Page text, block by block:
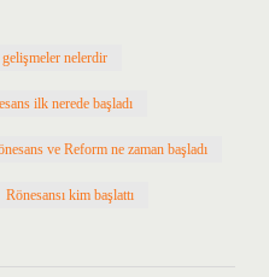
gelişmeler nelerdir
ilk nerede başladı
ve Reform ne zaman başladı
Rönesansı kim başlattı